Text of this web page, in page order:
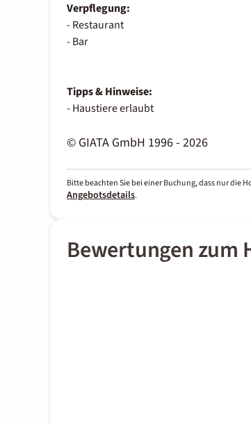
Verpflegung:
- Restaurant
- Bar
Tipps & Hinweise:
- Haustiere erlaubt
© GIATA GmbH 1996 - 2026
Bitte beachten Sie bei einer Buchung, dass nur die
Angebotsdetails.
Bewertungen zum